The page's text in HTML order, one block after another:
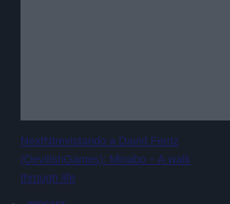
NextNtrevistando a David Ferriz
(DevilishGames): Minabo – A walk
through life